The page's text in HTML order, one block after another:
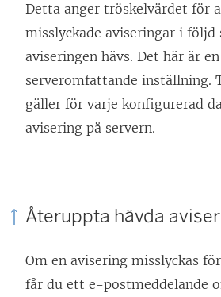
Detta anger tröskelvärdet för
misslyckade aviseringar i följd
aviseringen hävs. Det här är en
serveromfattande inställning.
gäller för varje konfigurerad
avisering på servern.
Återuppta hävda
Om en avisering misslyckas
får du ett e-postmeddelande